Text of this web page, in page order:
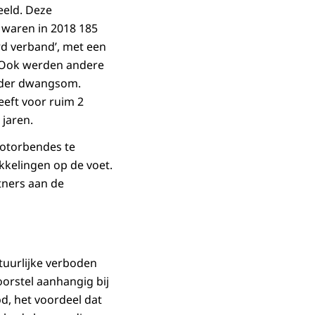
Deze
in 2018 185
verband’, met een
werden andere
dwangsom.
voor ruim 2
te
op de voet.
aan de
verboden
aanhangig bij
het voordeel dat